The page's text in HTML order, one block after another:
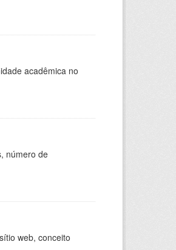
acadêmica no
número de
web, conceito